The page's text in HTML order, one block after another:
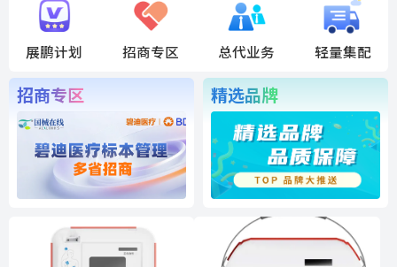
展鹏计划 招商专区 总代业务 轻量集配
招商专区 精选品牌